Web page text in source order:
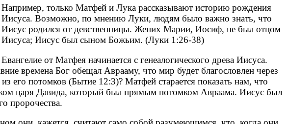
Например, только Матфей и Лука рассказывают историю рождения
Иисуса. Возможно, по мнению Луки, людям было важно знать, что
Иисус родился от девственницы. Жених Марии, Иосиф, не был отцом
Иисуса; Иисус был сыном Божьим. (Луки 1:26-38)
Евангелие от Матфея начинается с генеалогического древа Иисуса.
времена Бог обещал Аврааму, что мир будет благословлен через
его потомков (Бытие 12:3)? Матфей старается показать нам, что
царя Давида, который был прямым потомком Авраама. Иисус был
пророчества.